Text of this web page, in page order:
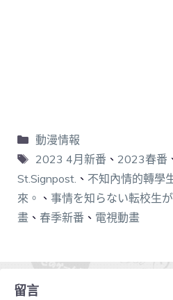
動漫情報
2023 4月新番 、 2023春番
St.Signpost. 、 不知內情的轉學
來。 、 事情を知らない転校生
畫 、 春季新番 、 電視動畫
留言